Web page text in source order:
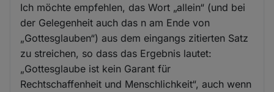
Ich möchte empfehlen, das Wort „allein“ (und bei
der Gelegenheit auch das n am Ende von
„Gottesglauben“) aus dem eingangs zitierten Satz
zu streichen, so dass das Ergebnis lautet:
„Gottesglaube ist kein Garant für
Rechtschaffenheit und Menschlichkeit“, auch wenn